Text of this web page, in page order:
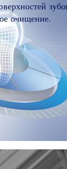
очищение.